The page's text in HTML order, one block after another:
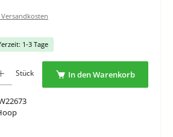
1-3 Tage
Wert ein oder benutze die Schaltflächen um
Stück In den Warenkorb